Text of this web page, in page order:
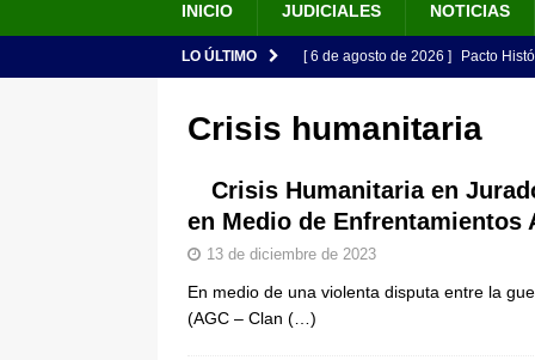
INICIO JUDICIALES NOTICIAS
LO ÚLTIMO [ 6 de agosto de 2026 ] Pacto
[ 6 de agosto de 2026 ] La historia
Espriella: tradición, simbolismo y
ÚLTIMO
[ 6 de agosto de 2026 ]
pone bajo la lupa a nuevo
Crisis humanitaria
Crisis Humanitaria en
en Medio de Enfrentamientos
13 de diciembre de 2023
En medio de una violenta disputa entre la
(AGC – Clan (…)